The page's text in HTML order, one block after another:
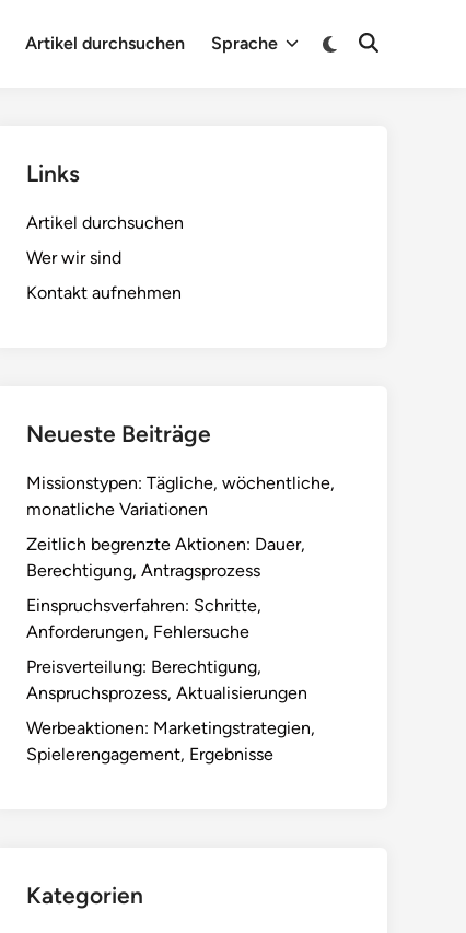
Artikel durchsuchen Sprache
Switch
Open
Links
Artikel durchsuchen
Wer wir sind
Kontakt aufnehmen
Neueste Beiträge
Missionstypen: Tägliche, wöchentliche,
monatliche Variationen
Zeitlich begrenzte Aktionen: Dauer,
Berechtigung, Antragsprozess
Einspruchsverfahren: Schritte,
Anforderungen, Fehlersuche
Preisverteilung: Berechtigung,
Anspruchsprozess, Aktualisierungen
Werbeaktionen: Marketingstrategien,
Spielerengagement, Ergebnisse
Kategorien